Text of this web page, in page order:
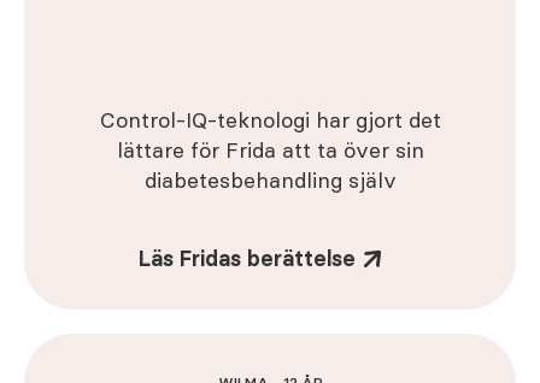
Control-IQ-teknologi har gjort det
lättare för Frida att ta över sin
diabetesbehandling själv
Läs Fridas berättelse